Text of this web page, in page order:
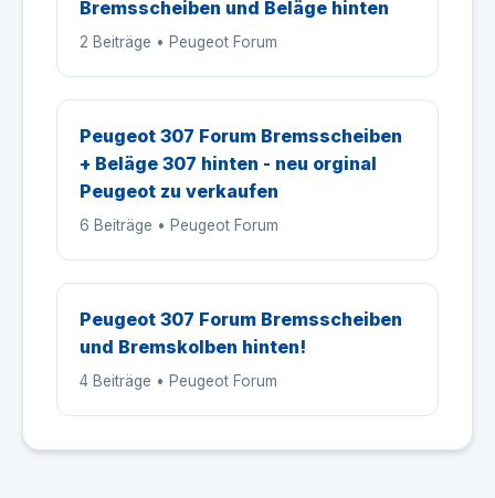
Bremsscheiben und Beläge hinten
2 Beiträge • Peugeot Forum
Peugeot 307 Forum Bremsscheiben
+ Beläge 307 hinten - neu orginal
Peugeot zu verkaufen
6 Beiträge • Peugeot Forum
Peugeot 307 Forum Bremsscheiben
und Bremskolben hinten!
4 Beiträge • Peugeot Forum